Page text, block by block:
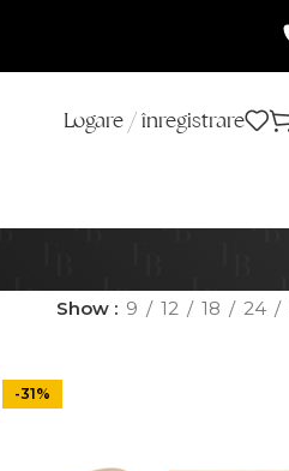
Logare / înregistrare
Show 9 12 18 24
-31%